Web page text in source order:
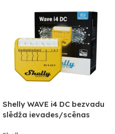
Shelly WAVE i4 DC bezvadu
slēdža ievades/scēnas